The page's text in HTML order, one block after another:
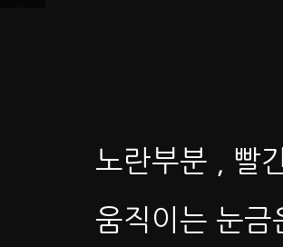
노란부분 , 빨
움직이는 눈